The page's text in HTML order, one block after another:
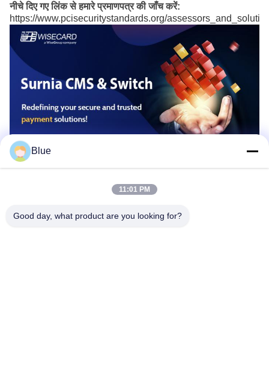
नीचे दिए गए लिंक से हमारे प्रमाणपत्र की जाँच करें:
https://www.pcisecuritystandards.org/
Blue
11:01 PM
Good day, what product are you looking for?